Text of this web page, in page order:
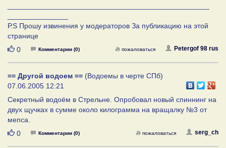
Р.S Прошу извинения у модераторов За публикацию на этой
странице
Нравится
0 Комментарии (0) Petergof 98 rus
пожаловаться
== Другой водоем == (Водоемы в черте СПб)
07.06.2005 12:21
Секретный водоём в Стрельне. Опробовал новый спиннинг на
двух щучках в сумме около килограмма на вращалку №3 от
мепса.
Нравится
0 Комментарии (0) serg_ch
пожаловаться